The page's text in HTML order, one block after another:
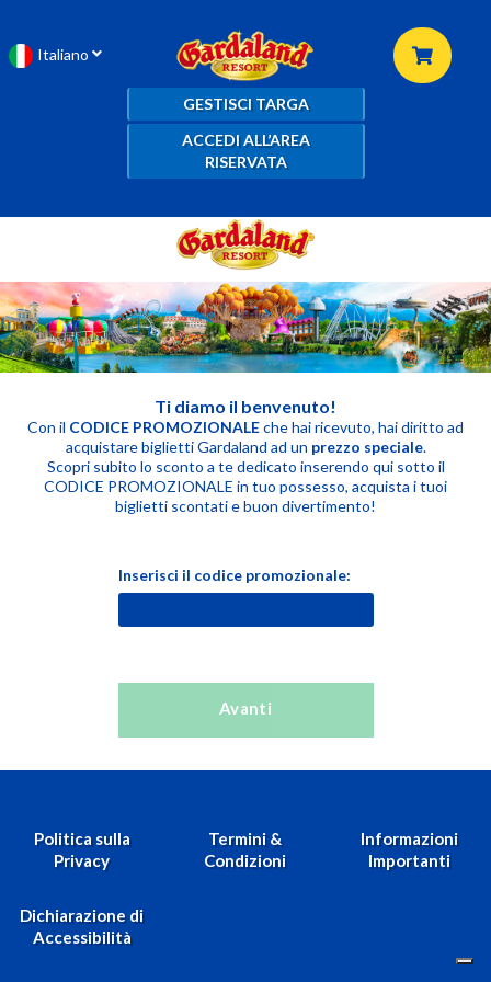
Italiano
GESTISCI TARGA
ACCEDI ALL’AREA
RISERVATA
Ti diamo il benvenuto!
Con il CODICE PROMOZIONALEche hai ricevuto, hai diritto ad
acquistare biglietti Gardaland ad un prezzo speciale.
Scopri subito lo sconto a te dedicato inserendo qui sotto il
CODICE PROMOZIONALE in tuo possesso, acquista i tuoi
biglietti scontati e buon divertimento!
Inserisci il codice promozionale:
Avanti
Politica sulla
Privacy
Dichiarazione di
Accessibilità
Termini &
Condizioni
Informazioni
Importanti